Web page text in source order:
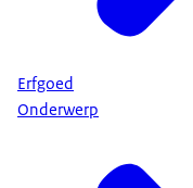
Erfgoed
Onderwerp